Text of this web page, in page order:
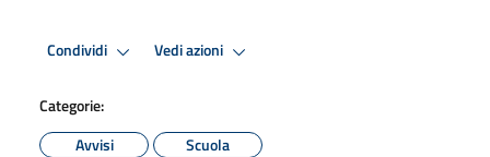
Condividi Vedi azioni
Categorie:
Avvisi
Scuola